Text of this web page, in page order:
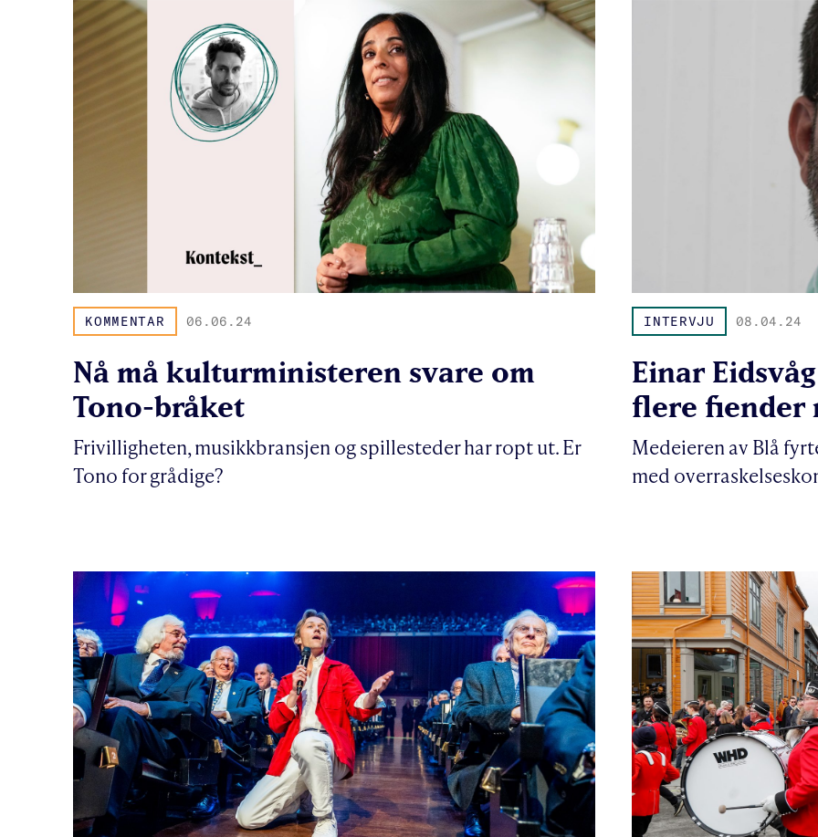
KOMMENTAR 06.06.24
Nå må kulturministeren svare om
Tono-bråket
Frivilligheten, musikkbransjen og spillesteder har ropt ut. Er
Tono for grådige?
INTERVJU 08.04.24
Einar
flere fiender
Medeieren av Blå
med